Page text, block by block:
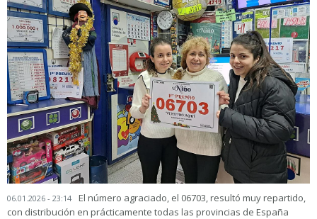
06.01.2026 - 23:14
El número agraciado, el 06703, resultó muy repartido,
con distribución en prácticamente todas las provincias de España